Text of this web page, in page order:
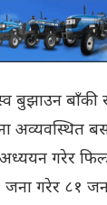
बुझाउन
अव्यवस्थित
गरेर
गरेर ८१